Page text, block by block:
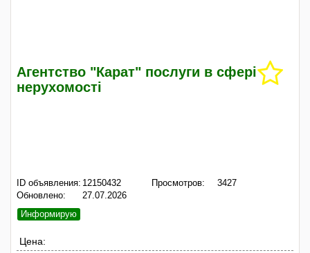
Агентство "Карат" послуги в сфері
нерухомості
ID объявления: 12150432
Обновлено:
27.07.2026
Просмотров: 3427
Информирую
Цена: